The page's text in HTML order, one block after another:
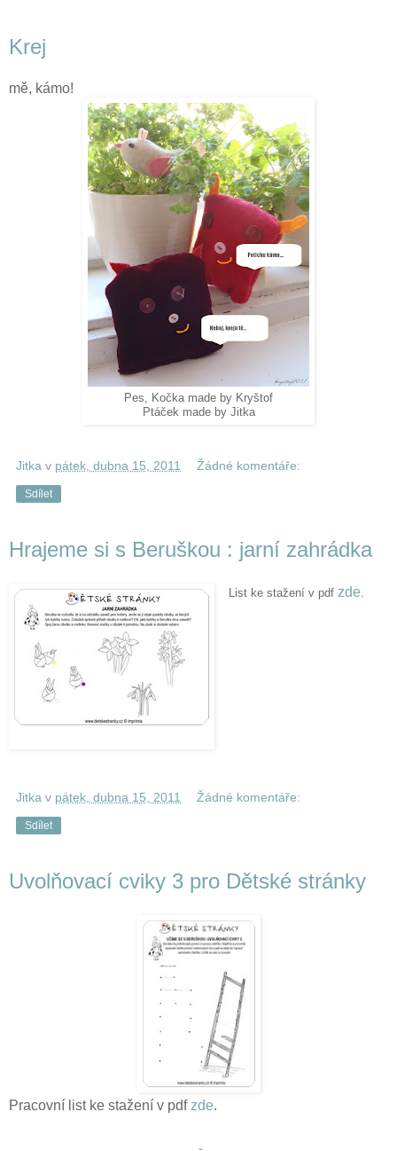
Krej
mě, kámo!
Pes, Kočka made by Kryštof
Ptáček made by Jitka
Jitka v pátek, dubna 15, 2011 Žádné komentáře:
Sdílet
Hrajeme si s Beruškou : jarní zahrádka
List ke stažení v pdf zde.
Jitka v pátek, dubna 15, 2011 Žádné komentáře:
Sdílet
Uvolňovací cviky 3 pro Dětské stránky
Pracovní list ke stažení v pdf zde.